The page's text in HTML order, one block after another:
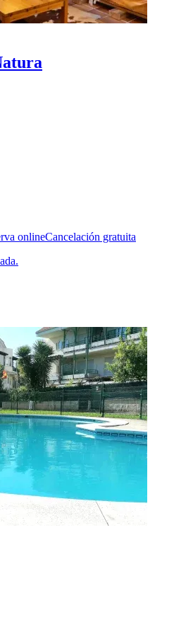
onlineCancelación gratuita